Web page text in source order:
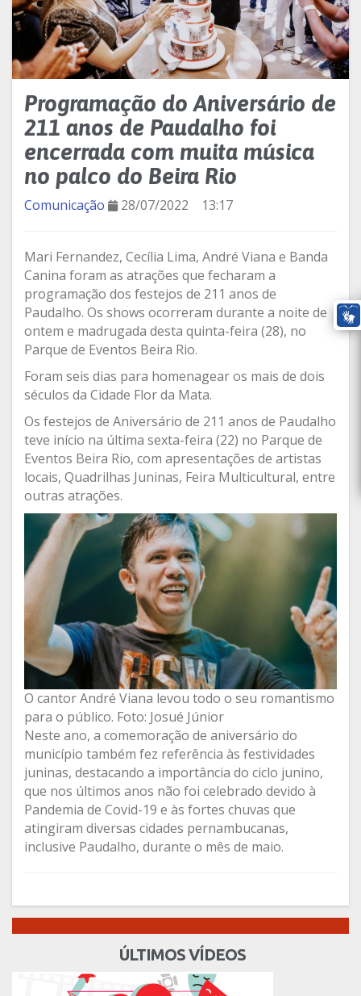
Programação do Aniversário de
211 anos de Paudalho foi
encerrada com muita música
no palco do Beira Rio
Comunicação 28/07/2022 13:17
Mari Fernandez, Cecília Lima, André Viana e Banda
Canina foram as atrações que fecharam a
programação dos festejos de 211 anos de
Paudalho. Os shows ocorreram durante a noite de
ontem e madrugada desta quinta-feira (28), no
Parque de Eventos Beira Rio.
Foram seis dias para homenagear os mais de dois
séculos da Cidade Flor da Mata.
Os festejos de Aniversário de 211 anos de Paudalho
teve início na última sexta-feira (22) no Parque de
Eventos Beira Rio, com apresentações de artistas
locais, Quadrilhas Juninas, Feira Multicultural, entre
outras atrações.
O cantor André Viana levou todo o seu romantismo
para o público. Foto: Josué Júnior
Neste ano, a comemoração de aniversário do
município também fez referência às festividades
juninas, destacando a importância do ciclo junino,
que nos últimos anos não foi celebrado devido à
Pandemia de Covid-19 e às fortes chuvas que
atingiram diversas cidades pernambucanas,
inclusive Paudalho, durante o mês de maio.
ÚLTIMOS VÍDEOS